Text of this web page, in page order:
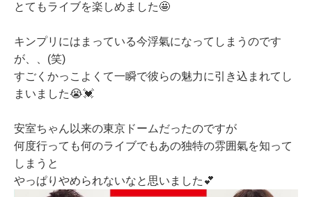
とてもライブを楽しめました🤩
キンプリにはまっている今浮氣になってしまうのです
が、、(笑)
すごくかっこよくて一瞬で彼らの魅力に引き込まれてし
まいました😭💓
安室ちゃん以来の東京ドームだったのですが
何度行っても何のライブでもあの独特の雰囲氣を知って
しまうと
やっぱりやめられないなと思いました💕